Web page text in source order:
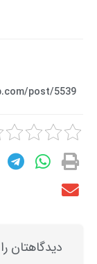
post/5539
دیدگاهتان